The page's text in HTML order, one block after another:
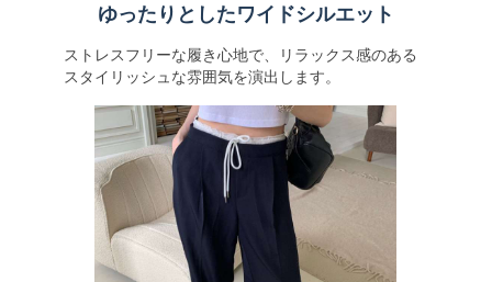
ゆったりとしたワイドシルエット
ストレスフリーな履き心地で、リラックス感のある
スタイリッシュな雰囲気を演出します。